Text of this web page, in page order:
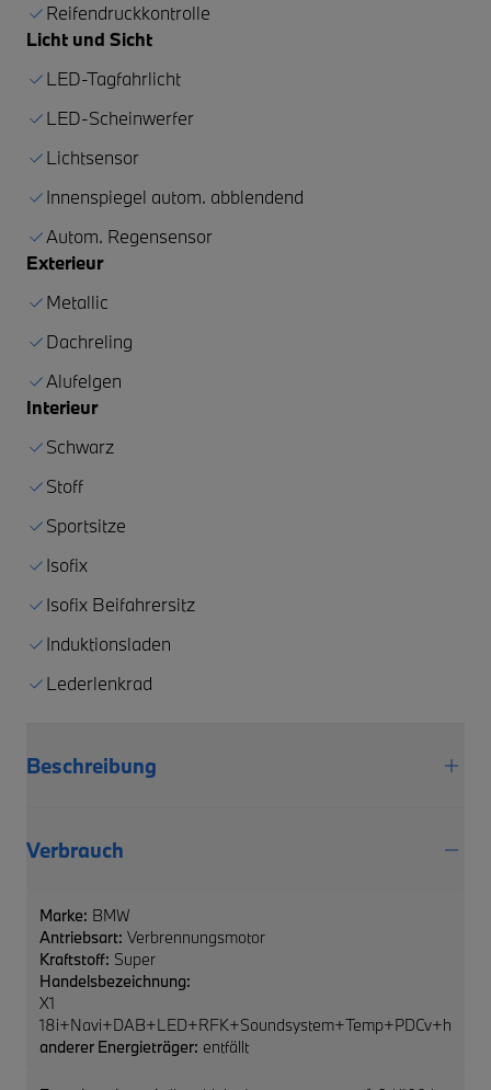
Reifendruckkontrolle
Licht und Sicht
LED-Tagfahrlicht
LED-Scheinwerfer
Lichtsensor
Innenspiegel autom. abblendend
Autom. Regensensor
Exterieur
Metallic
Dachreling
Alufelgen
Interieur
Schwarz
Stoff
Sportsitze
Isofix
Isofix Beifahrersitz
Induktionsladen
Lederlenkrad
Beschreibung
Verbrauch
Marke: BMW
Antriebsart: Verbrennungsmotor
Kraftstoff: Super
Handelsbezeichnung:
X1
18i+Navi+DAB+LED+RFK+Soundsystem+Temp+PDCv+h
anderer Energieträger: entfällt